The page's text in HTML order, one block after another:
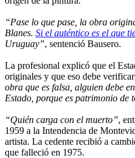
“Pase lo que pase, la obra
Blanes. Si el auténtico es el que
Uruguay”, sentenció Bausero.
La profesional explicó que el
originales y que eso debe
obra que es falsa, alguien debe
Estado, porque es patrimonio de
“Quién carga con el muerto”,
1959 a la Intendencia de
artista. La cedente recibió a
que falleció en 1975.